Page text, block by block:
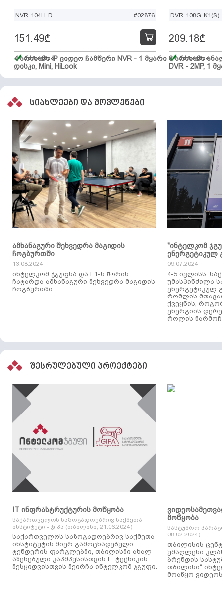
NVR-104H-D #02876
4 არხიანი IP ვიდეო ჩამწერი NVR - 1 მყარი
დისკი, Mini, HiLook
151.49₾
მარაგშია
DVR-108G-K1(S)
8 არხიანი
DVR - 2MP, 1
209.18₾
მარაგშია
სიახლეები და მოვლენები
ამხანაგური შეხვედრა მაგიდის
ჩოგბურთში
13.08.2024
ინტელკომ ჯგუფსა და F1-ს შორის
ჩატარდა ამხანაგური შეხვედრა მაგიდის
ჩოგბურთში.
"ინტელკომ
ენერგეტიკულ
09.07.2024
4-5 ივლისს,
უმასპინძილა
ენერგეტიკულ
რომლის
ქვეყნის,
ენერგიის
როლის
შესრულებული პროექტები
IT ინფრასტრუქტურის მოწყობა
საქართველოს საზოგადოებრივ საქმეთა
ინსტიტუტი - ჯიპა (თბილისი, 21.06.2024)
საქართველოს საზოგადოებრივ საქმეთა
ინსტიტუტის მიერ გამოცხადებული
ტენდერის ფარგლებში, თბილისში ახალ
აშენებული კაპმპუსისთვის IT ტექნიკის
შესყიდვისთვის შეირჩა ინტელკომ ჯგუფი.
მოწყობა
სასტუმრო
08.02.2024)
თბილისის
უმაღლესი
ბრენდის
თბილისი“
მოაწყო